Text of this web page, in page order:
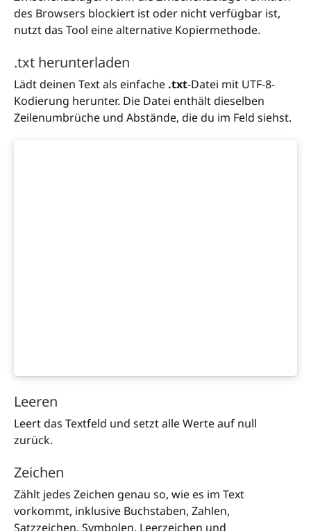
des Browsers blockiert ist oder nicht verfügbar ist,
nutzt das Tool eine alternative Kopiermethode.
.txt herunterladen
Lädt deinen Text als einfache .txt-Datei mit UTF-8-
Kodierung herunter. Die Datei enthält dieselben
Zeilenumbrüche und Abstände, die du im Feld siehst.
Leeren
Leert das Textfeld und setzt alle Werte auf null
zurück.
Zeichen
Zählt jedes Zeichen genau so, wie es im Text
vorkommt, inklusive Buchstaben, Zahlen,
Satzzeichen, Symbolen, Leerzeichen und